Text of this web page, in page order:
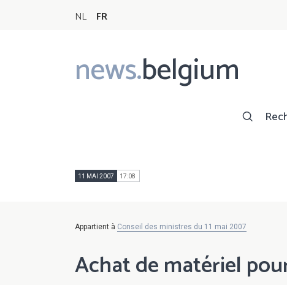
NL FR
news.belgium
Main
navigation
11 MAI 2007 17:08
Appartient à Conseil des ministres du 11 mai 2007
Achat de matériel